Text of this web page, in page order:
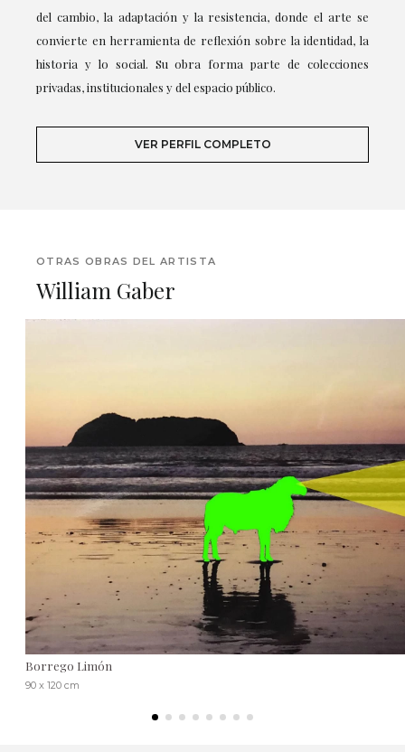
del cambio, la adaptación y la resistencia, donde el arte se
convierte en herramienta de reflexión sobre la identidad, la
historia y lo social. Su obra forma parte de colecciones
privadas, institucionales y del espacio público.
VER PERFIL COMPLETO
OTRAS OBRAS DEL ARTISTA
William Gaber
Borrego Limón
90 x 120 cm